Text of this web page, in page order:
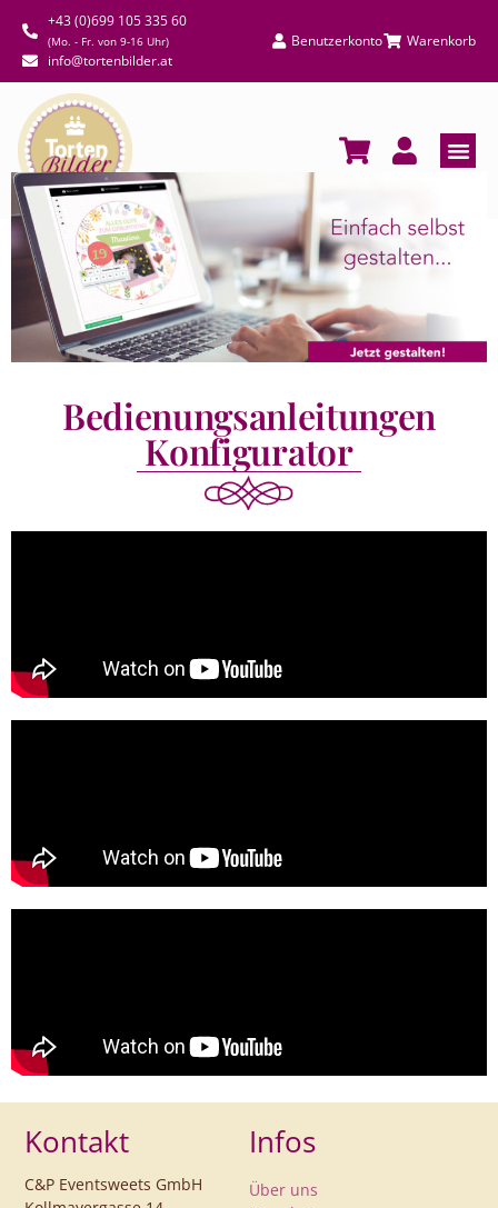
+43 (0)699 105 335 60
(Mo. - Fr. von 9-16 Uhr)
info@tortenbilder.at
Benutzerkonto Warenkorb
Bedienungsanleitungen
Konfigurator
Kontakt
C&P Eventsweets GmbH
Infos
Über uns